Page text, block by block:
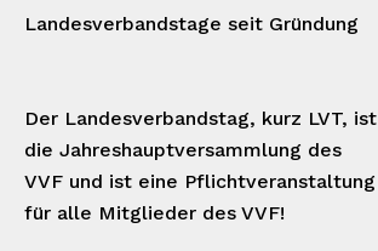
Landesverbandstage seit Gründung
Der Landesverbandstag, kurz LVT, ist
die Jahreshauptversammlung des
VVF und ist eine Pflichtveranstaltung
für alle Mitglieder des VVF!